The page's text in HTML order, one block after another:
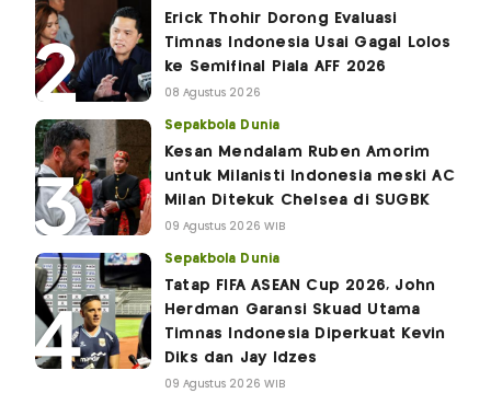
Erick Thohir Dorong Evaluasi
Timnas Indonesia Usai Gagal Lolos
ke Semifinal Piala AFF 2026
08 Agustus 2026
Sepakbola Dunia
Kesan Mendalam Ruben Amorim
untuk Milanisti Indonesia meski AC
Milan Ditekuk Chelsea di SUGBK
09 Agustus 2026 WIB
Sepakbola Dunia
Tatap FIFA ASEAN Cup 2026, John
Herdman Garansi Skuad Utama
Timnas Indonesia Diperkuat Kevin
Diks dan Jay Idzes
09 Agustus 2026 WIB